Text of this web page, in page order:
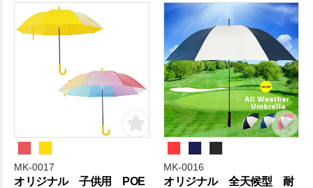
MK-0017
オリジナル 子供用 POE
MK-0016
オリジナル 全天候型 耐